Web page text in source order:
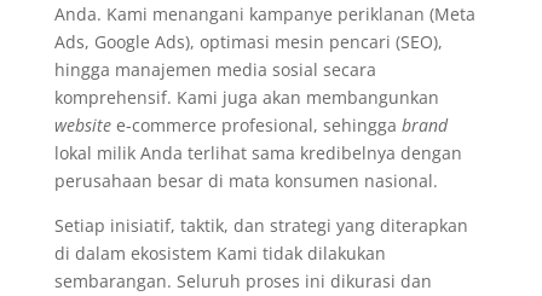
Anda. Kami menangani kampanye periklanan (Meta
Ads, Google Ads), optimasi mesin pencari (SEO),
hingga manajemen media sosial secara
komprehensif. Kami juga akan membangunkan
websitee-commerce profesional, sehingga brand
lokal milik Anda terlihat sama kredibelnya dengan
perusahaan besar di mata konsumen nasional.
Setiap inisiatif, taktik, dan strategi yang diterapkan
di dalam ekosistem Kami tidak dilakukan
sembarangan. Seluruh proses ini dikurasi dan